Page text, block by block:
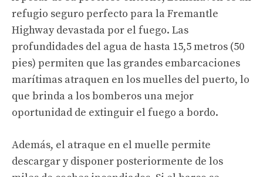
refugio seguro perfecto para la Fremantle
Highway devastada por el fuego. Las
profundidades del agua de hasta 15,5 metros (50
pies) permiten que las grandes embarcaciones
marítimas atraquen en los muelles del puerto, lo
que brinda a los bomberos una mejor
oportunidad de extinguir el fuego a bordo.
Además, el atraque en el muelle permite
descargar y disponer posteriormente de los